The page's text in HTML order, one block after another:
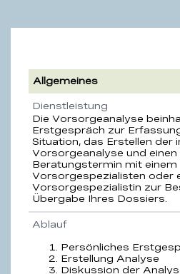
Allgemeines
Dienstleistung
Die Vorsorgeanalyse
Erstgespräch zur
Situation, das Erstellen der
Vorsorgeanalyse und
Beratungstermin mit einem
Vorsorgespezialisten oder
Vorsorgespezialistin zur
Übergabe Ihres Dossiers.
Ablauf
Persönliches
Erstellung Analyse
Diskussion der